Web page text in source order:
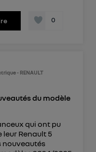
0
- RENAULT
du modèle
qui ont pu
Renault 5
nouveautés